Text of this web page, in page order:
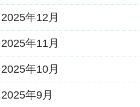
2025年12月
2025年11月
2025年10月
2025年9月